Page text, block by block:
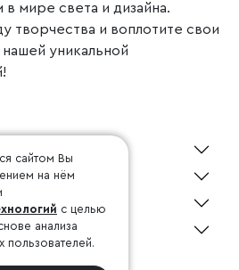
мире света и дизайна.
творчества и воплотите свои
уникальной
сайтом Вы
на нём
с целью
анализа
пользователей.